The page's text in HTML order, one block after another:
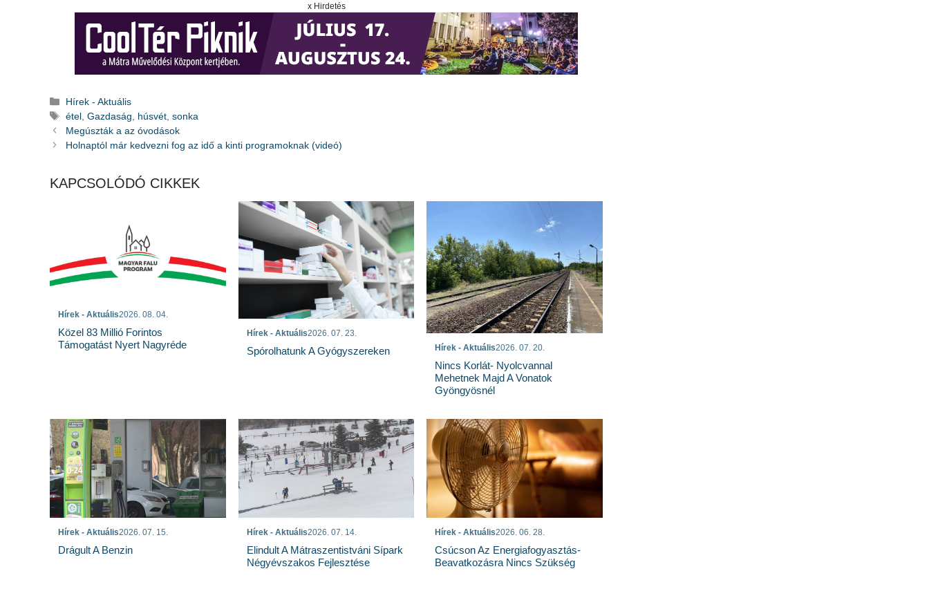
x Hirdetés
Kategória
Hírek - Aktuális
Címkék
étel ,Gazdaság húsvét ,sonka
Megúszták a az óvodások
Holnaptól már kedvezni fog az idő a kinti programoknak (videó)
KAPCSOLÓDÓ CIKKEK
Hírek - Aktuális2026. 08. 04.
Közel 83 Millió Forintos
Támogatást Nyert Nagyréde
Hírek - Aktuális2026. 07. 23.
Spórolhatunk A Gyógyszereken Hírek - Aktuális2026. 07. 20.
Nincs Korlát- Nyolcvannal
Mehetnek Majd A Vonatok
Gyöngyösnél
Hírek - Aktuális2026. 07. 15.
Drágult A Benzin
Hírek - Aktuális2026. 07. 14.
Elindult A Mátraszentistváni Sípark
Négyévszakos Fejlesztése
Hírek - Aktuális2026. 06. 28.
Csúcson Az Energiafogyasztás-
Beavatkozásra Nincs Szükség